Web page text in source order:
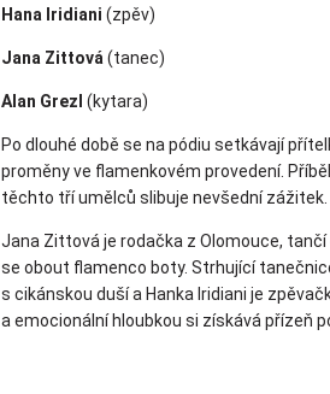
Hana Iridiani (zpěv)
Jana Zittová(tanec)
Alan Grezl (kytara)
Po dlouhé době se na pódiu setkávají
proměny ve flamenkovém provedení.
těchto tří umělců slibuje nevšední
Jana Zittová je rodačka z Olomouce,
se obout flamenco boty. Strhující
s cikánskou duší a Hanka Iridiani je
a emocionální hloubkou si získává přízeň